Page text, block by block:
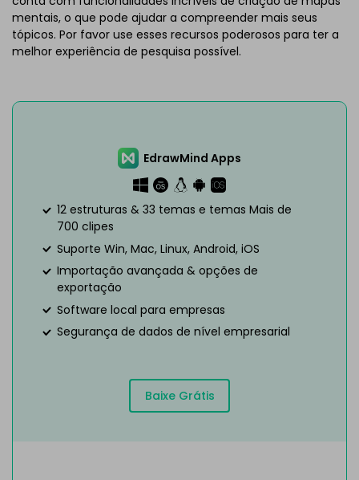
mentais, o que pode ajudar a compreender mais seus
tópicos. Por favor use esses recursos poderosos para ter a
melhor experiência de pesquisa possível.
EdrawMind Apps
12 estruturas & 33 temas e temas Mais de
700 clipes
Suporte Win, Mac, Linux, Android, iOS
Importação avançada & opções de
exportação
Software local para empresas
Segurança de dados de nível empresarial
Baixe Grátis